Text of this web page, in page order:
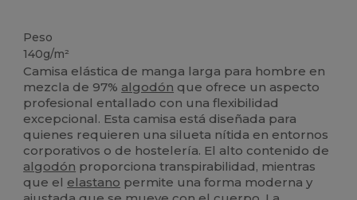
Peso
140g/m²
Camisa elástica de manga larga para hombre en
mezcla de 97% algodón que ofrece un aspecto
profesional entallado con una flexibilidad
excepcional. Esta camisa está diseñada para
quienes requieren una silueta nítida en entornos
corporativos o de hostelería. El alto contenido de
algodón proporciona transpirabilidad, mientras
que el elastano permite una forma moderna y